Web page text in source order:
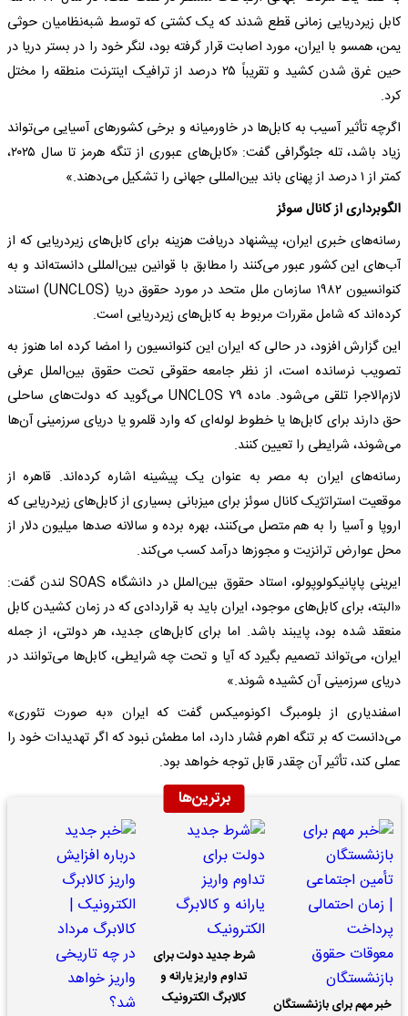
کابل زیردریایی زمانی قطع شدند که یک کشتی که توسط شبه‌نظامیان حوثی
یمن، همسو با ایران، مورد اصابت قرار گرفته بود، لنگر خود را در بستر دریا در
حین غرق شدن کشید و تقریباً ۲۵ درصد از ترافیک اینترنت منطقه را مختل
کرد.
اگرچه تأثیر آسیب به کابل‌ها در خاورمیانه و برخی کشورهای آسیایی می‌تواند
زیاد باشد، تله جئوگرافی گفت: «کابل‌های عبوری از تنگه هرمز تا سال ۲۰۲۵،
کمتر از ۱ درصد از پهنای باند بین‌المللی جهانی را تشکیل می‌دهند.»
الگوبرداری از کانال سوئز
رسانه‌های خبری ایران، پیشنهاد دریافت هزینه برای کابل‌های زیردریایی که از
آب‌های این کشور عبور می‌کنند را مطابق با قوانین بین‌المللی دانسته‌اند و به
کنوانسیون ۱۹۸۲ سازمان ملل متحد در مورد حقوق دریا (UNCLOS) استناد
کرده‌اند که شامل مقررات مربوط به کابل‌های زیردریایی است.
این گزارش افزود، در حالی که ایران این کنوانسیون را امضا کرده اما هنوز به
تصویب نرسانده است، از نظر جامعه حقوقی تحت حقوق بین‌الملل عرفی
لازم‌الاجرا تلقی می‌شود. ماده ۷۹ UNCLOS می‌گوید که دولت‌های ساحلی
حق دارند برای کابل‌ها یا خطوط لوله‌ای که وارد قلمرو یا دریای سرزمینی آن‌ها
می‌شوند، شرایطی را تعیین کنند.
رسانه‌های ایران به مصر به عنوان یک پیشینه اشاره کرده‌اند. قاهره از
موقعیت استراتژیک کانال سوئز برای میزبانی بسیاری از کابل‌های زیردریایی که
اروپا و آسیا را به هم متصل می‌کنند، بهره برده و سالانه صدها میلیون دلار از
محل عوارض ترانزیت و مجوزها درآمد کسب می‌کند.
ایرینی پاپانیکولوپولو، استاد حقوق بین‌الملل در دانشگاه SOAS لندن گفت:
«البته، برای کابل‌های موجود، ایران باید به قراردادی که در زمان کشیدن کابل
منعقد شده بود، پایبند باشد. اما برای کابل‌های جدید، هر دولتی، از جمله
ایران، می‌تواند تصمیم بگیرد که آیا و تحت چه شرایطی، کابل‌ها می‌توانند در
دریای سرزمینی آن کشیده شوند.»
اسفندیاری از بلومبرگ اکونومیکس گفت که ایران «به صورت تئوری»
می‌دانست که بر تنگه اهرم فشار دارد، اما مطمئن نبود که اگر تهدیدات خود را
عملی کند، تأثیر آن چقدر قابل توجه خواهد بود.
برترین‌ها
خبر مهم برای بازنشستگان
شرط جدید دولت برای
تداوم واریز یارانه و
کالابرگ الکترونیک